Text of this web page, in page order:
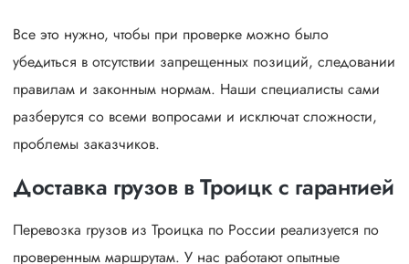
Все это нужно, чтобы при проверке можно было
убедиться в отсутствии запрещенных позиций, следовании
правилам и законным нормам. Наши специалисты сами
разберутся со всеми вопросами и исключат сложности,
проблемы заказчиков.
Доставка грузов в Троицк с гарантией
Перевозка грузов из Троицка по России реализуется по
проверенным маршрутам. У нас работают опытные